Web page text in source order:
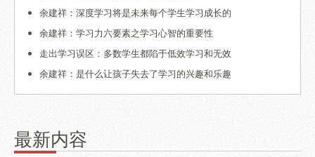
余建祥：深度学习将是未来每个学生学习成长的
余建祥：学习力六要素之学习心智的重要性
走出学习误区：多数学生都陷于低效学习和无效
余建祥：是什么让孩子失去了学习的兴趣和乐趣
最新内容